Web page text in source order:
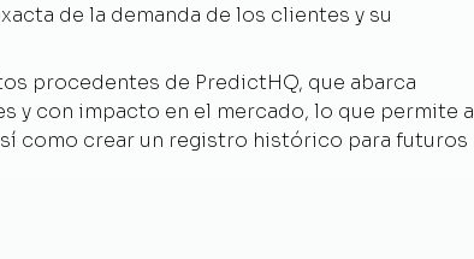
de la demanda de los clientes y su
procedentes de PredictHQ, que abarca
y con impacto en el mercado, lo que permite a
como crear un registro histórico para futuros